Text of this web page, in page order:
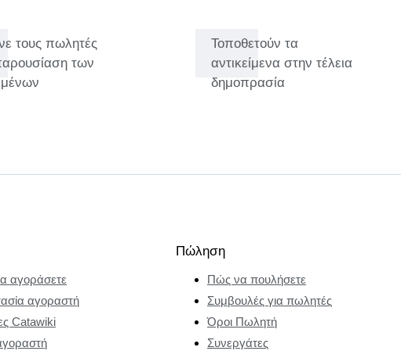
τους πωλητές
των
Τοποθετούν τα
αντικείμενα στην τέλεια
δημοπρασία
αγοράσετε
αγοραστή
Catawiki
Πώληση
Πώς να πουλήσετε
Συμβουλές για πωλητές
Όροι Πωλητή
Συνεργάτες